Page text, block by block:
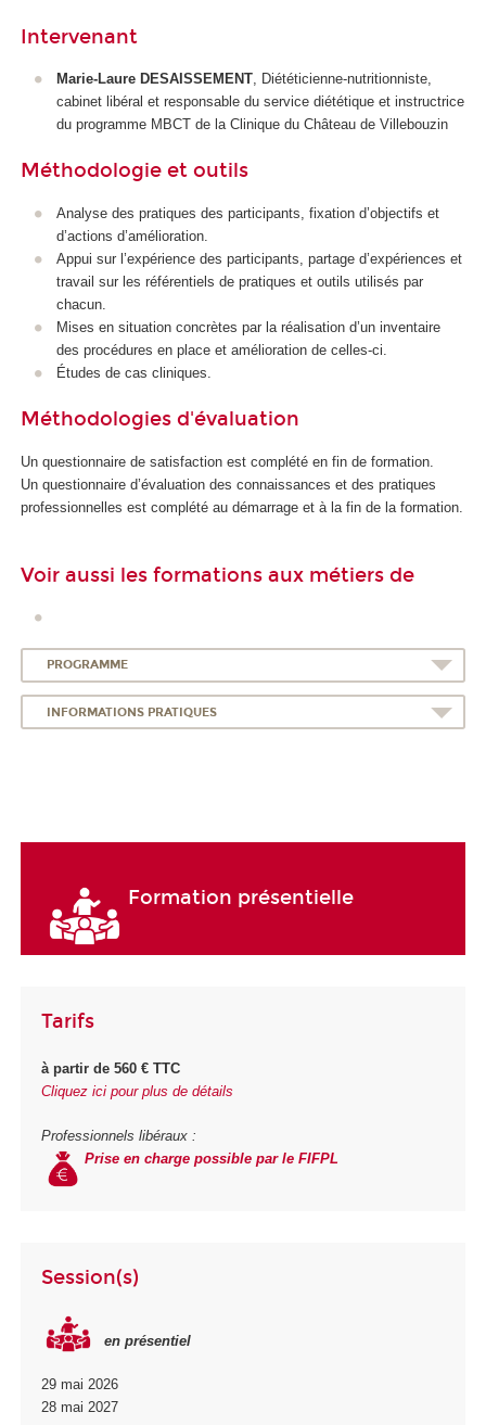
Intervenant
Marie-Laure DESAISSEMENT, Diététicienne-nutritionniste,
cabinet libéral et responsable du service diététique et instructrice
du programme MBCT de la Clinique du Château de Villebouzin
Méthodologie et outils
Analyse des pratiques des participants, fixation d’objectifs et
d’actions d’amélioration.
Appui sur l’expérience des participants, partage d’expériences et
travail sur les référentiels de pratiques et outils utilisés par
chacun.
Mises en situation concrètes par la réalisation d’un inventaire
des procédures en place et amélioration de celles-ci.
Études de cas cliniques.
Méthodologies d'évaluation
Un questionnaire de satisfaction est complété en fin de formation.
Un questionnaire d’évaluation des connaissances et des pratiques
professionnelles est complété au démarrage et à la fin de la formation.
Voir aussi les formations aux métiers de
PROGRAMME
INFORMATIONS PRATIQUES
Formation présentielle
Tarifs
à partir de 560 € TTC
Cliquez ici pour plus de détails
Professionnels libéraux :
Prise en charge possible par le FIFPL
Session(s)
en présentiel
29 mai 2026
28 mai 2027